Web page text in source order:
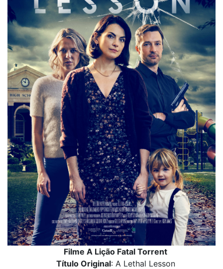
Filme A Lição Fatal Torrent
Título Original: A Lethal Lesson